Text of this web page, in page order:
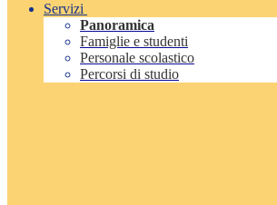
Servizi
Panoramica
Famiglie e studenti
Personale scolastico
Percorsi di studio